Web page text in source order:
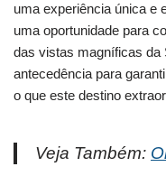
uma experiência única e
uma oportunidade para
das vistas magníficas da
antecedência para
o que este destino
Veja Também: